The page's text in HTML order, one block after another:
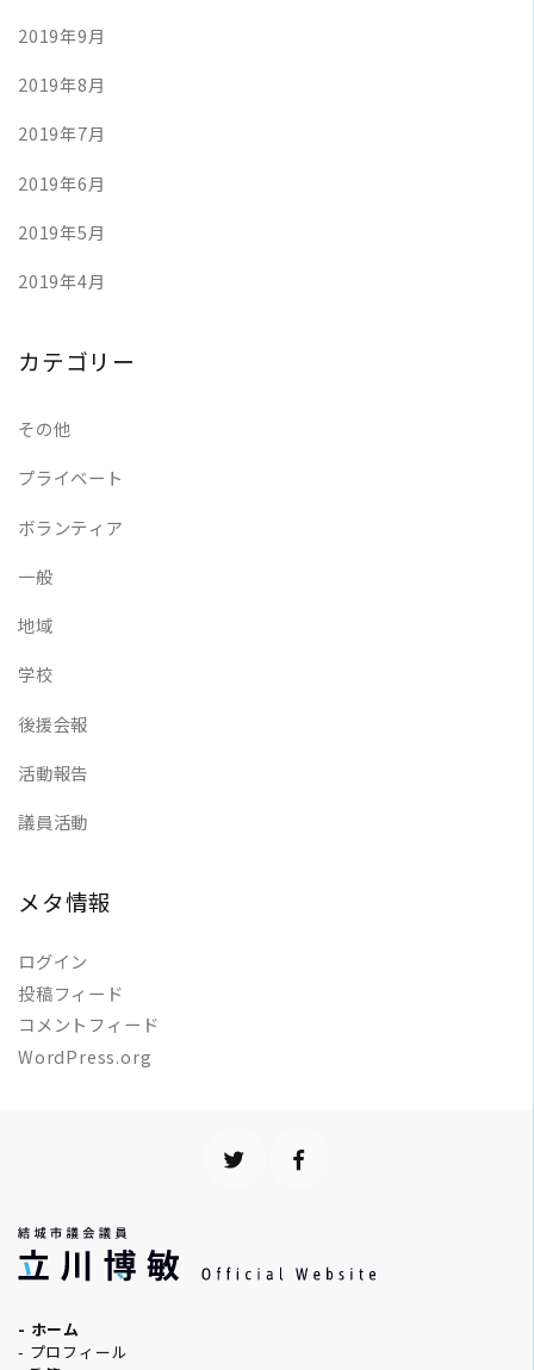
2019年9月
2019年8月
2019年7月
2019年6月
2019年5月
2019年4月
カテゴリー
その他
プライベート
ボランティア
一般
地域
学校
後援会報
活動報告
議員活動
メタ情報
ログイン
投稿フィード
コメントフィード
WordPress.org
- ホーム
- プロフィール